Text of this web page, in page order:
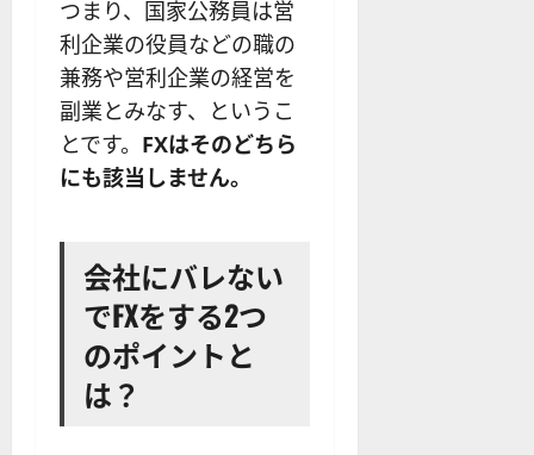
つまり、国家公務員は営
利企業の役員などの職の
兼務や営利企業の経営を
副業とみなす、というこ
とです。 FXはそのどちら
にも該当しません。
会社にバレない
でFXをする2つ
のポイントと
は？